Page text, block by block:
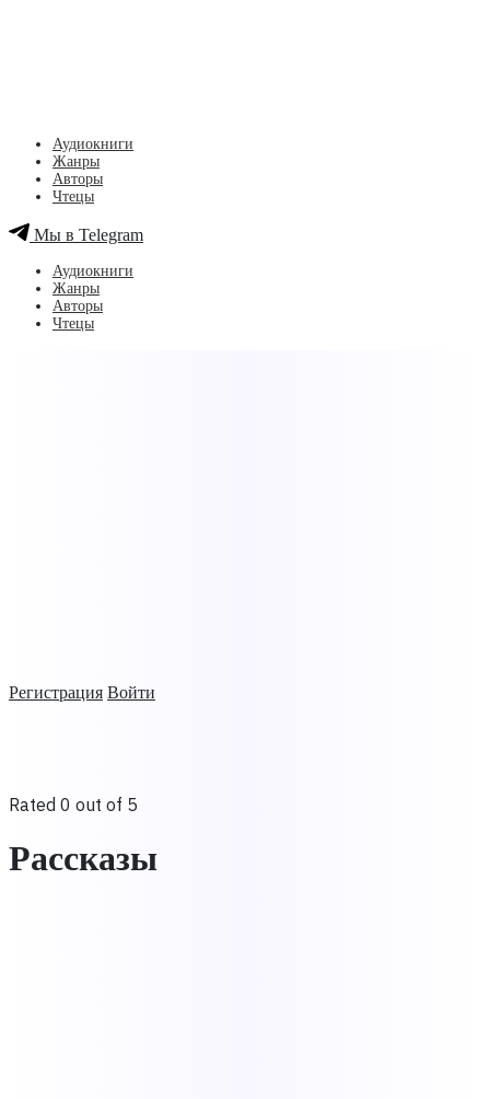
Регистрация Войти
Аудиокниги
Жанры
Авторы
Чтецы
Мы в Telegram
Аудиокниги
Жанры
Авторы
Чтецы
Rated 0 out of 5
Рассказы